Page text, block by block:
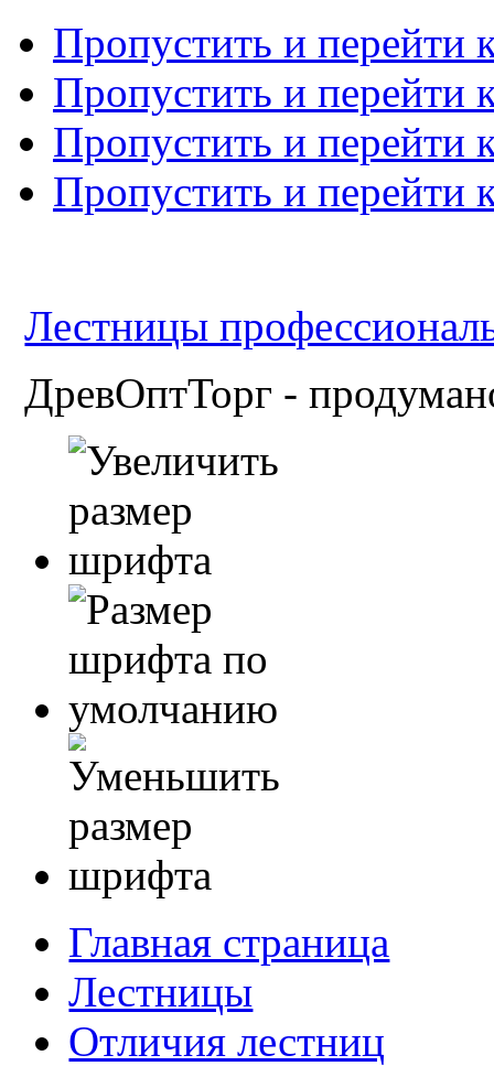
Пропустить и перейти
Пропустить и перейти
Пропустить и перейти
Пропустить и перейти
Лестницы
ДревОптТорг -
Главная страница
Лестницы
Отличия лестниц